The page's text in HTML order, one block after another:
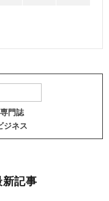
門誌
ジネス
新記事